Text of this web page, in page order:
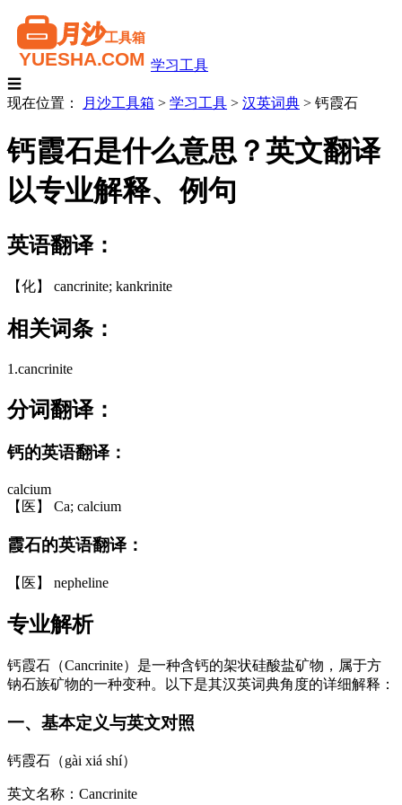
学习工具
☰
现在位置：
月沙工具箱 > 学习工具 > 汉英词典 > 钙霞石
钙霞石是什么意思？英文翻译
以专业解释、例句
英语翻译：
【化】 cancrinite; kankrinite
相关词条：
1.cancrinite
分词翻译：
钙的英语翻译：
calcium
【医】 Ca; calcium
霞石的英语翻译：
【医】 nepheline
专业解析
钙霞石（Cancrinite）是一种含钙的架状硅酸盐矿物，属于方
钠石族矿物的一种变种。以下是其汉英词典角度的详细解释：
一、基本定义与英文对照
钙霞石（gài xiá shí）
英文名称：Cancrinite